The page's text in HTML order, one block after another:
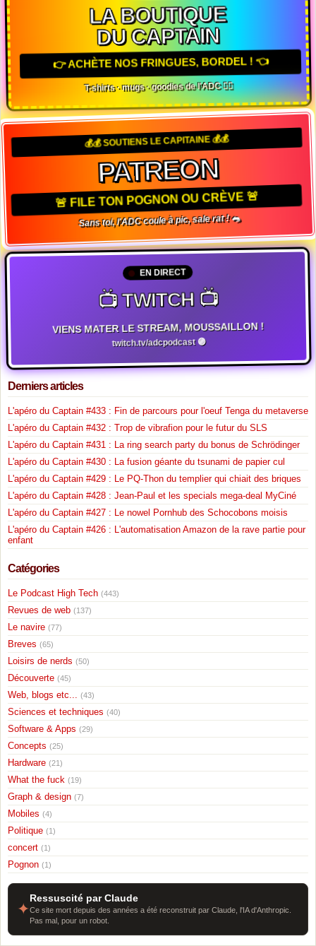
LA BOUTIQUE
DU CAPTAIN
👉 ACHÈTE NOS FRINGUES, BORDEL ! 👈
T-shirts · mugs · goodies de l'ADC 🏴‍☠️
💰💰 SOUTIENS LE CAPITAINE 💰💰
PATREON
🚨 FILE TON POGNON OU CRÈVE 🚨
Sans toi, l'ADC coule à pic, sale rat ! 🐀
EN DIRECT
📺 TWITCH 📺
VIENS MATER LE STREAM, MOUSSAILLON !
twitch.tv/adcpodcast 🟣
Derniers articles
L'apéro du Captain #433 : Fin de parcours pour l'oeuf Tenga du metaverse
L'apéro du Captain #432 : Trop de vibrafion pour le futur du SLS
L'apéro du Captain #431 : La ring search party du bonus de Schrödinger
L'apéro du Captain #430 : La fusion géante du tsunami de papier cul
L'apéro du Captain #429 : Le PQ-Thon du templier qui chiait des briques
L'apéro du Captain #428 : Jean-Paul et les specials mega-deal MyCiné
L'apéro du Captain #427 : Le nowel Pornhub des Schocobons moisis
L'apéro du Captain #426 : L'automatisation Amazon de la rave partie pour
enfant
Catégories
Le Podcast High Tech (443)
Revues de web (137)
Le navire (77)
Breves (65)
Loisirs de nerds (50)
Découverte (45)
Web, blogs etc... (43)
Sciences et techniques (40)
Software & Apps (29)
Concepts (25)
Hardware (21)
What the fuck (19)
Graph & design (7)
Mobiles (4)
Politique (1)
concert (1)
Pognon (1)
✦
Ressuscité par Claude
Ce site mort depuis des années a été reconstruit par Claude, l'IA d'Anthropic.
Pas mal, pour un robot.